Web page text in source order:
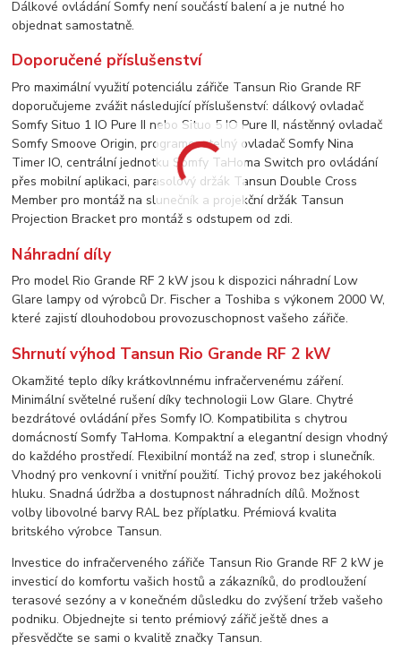
Dálkové ovládání Somfy není součástí balení a je nutné ho
objednat samostatně.
Doporučené příslušenství
Pro maximální využití potenciálu zářiče Tansun Rio Grande RF
doporučujeme zvážit následující příslušenství: dálkový ovladač
Somfy Situo 1 IO Pure II nebo Situo 5 IO Pure II, nástěnný ovladač
Somfy Smoove Origin, programovatelný ovladač Somfy Nina
Timer IO, centrální jednotku Somfy TaHoma Switch pro ovládání
přes mobilní aplikaci, parasolový držák Tansun Double Cross
Member pro montáž na slunečník a projekční držák Tansun
Projection Bracket pro montáž s odstupem od zdi.
Náhradní díly
Pro model Rio Grande RF 2 kW jsou k dispozici náhradní Low
Glare lampy od výrobců Dr. Fischer a Toshiba s výkonem 2000 W,
které zajistí dlouhodobou provozuschopnost vašeho zářiče.
Shrnutí výhod Tansun Rio Grande RF 2 kW
Okamžité teplo díky krátkovlnnému infračervenému záření.
Minimální světelné rušení díky technologii Low Glare. Chytré
bezdrátové ovládání přes Somfy IO. Kompatibilita s chytrou
domácností Somfy TaHoma. Kompaktní a elegantní design vhodný
do každého prostředí. Flexibilní montáž na zeď, strop i slunečník.
Vhodný pro venkovní i vnitřní použití. Tichý provoz bez jakéhokoli
hluku. Snadná údržba a dostupnost náhradních dílů. Možnost
volby libovolné barvy RAL bez příplatku. Prémiová kvalita
britského výrobce Tansun.
Investice do infračerveného zářiče Tansun Rio Grande RF 2 kW je
investicí do komfortu vašich hostů a zákazníků, do prodloužení
terasové sezóny a v konečném důsledku do zvýšení tržeb vašeho
podniku. Objednejte si tento prémiový zářič ještě dnes a
přesvědčte se sami o kvalitě značky Tansun.